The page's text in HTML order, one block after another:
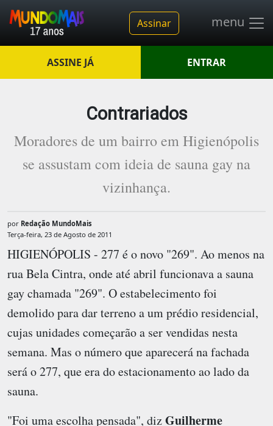
Assinar menu
ASSINE JÁ ENTRAR
Contrariados
Moradores de um bairro em Higienópolis
se assustam com ideia de sauna gay na
vizinhança.
por Redação MundoMais
Terça-feira, 23 de Agosto de 2011
HIGIENÓPOLIS - 277 é o novo "269". Ao menos na
rua Bela Cintra, onde até abril funcionava a sauna
gay chamada "269". O estabelecimento foi
demolido para dar terreno a um prédio residencial,
cujas unidades começarão a ser vendidas nesta
semana. Mas o número que aparecerá na fachada
será o 277, que era do estacionamento ao lado da
sauna.
"Foi uma escolha pensada", dizGuilherme